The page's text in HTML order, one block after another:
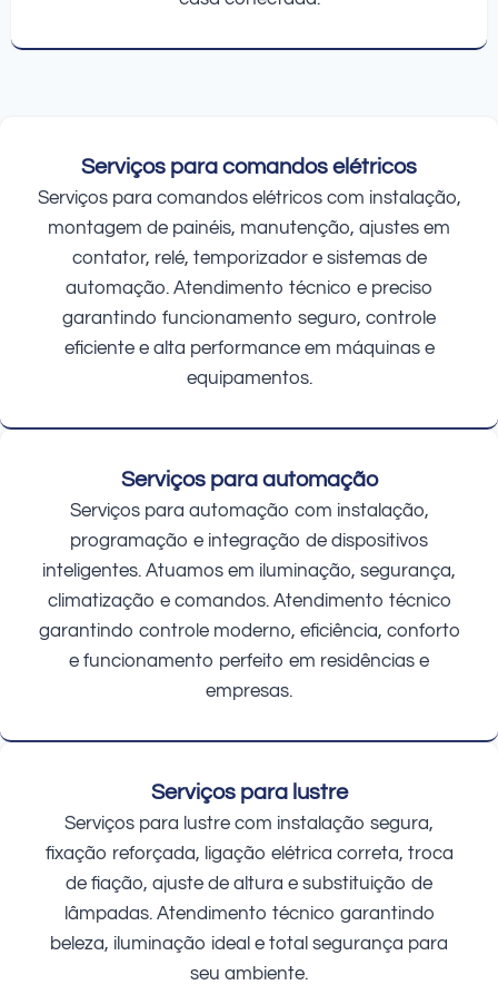
Serviços para comandos elétricos
Serviços para comandos elétricos com instalação,
montagem de painéis, manutenção, ajustes em
contator, relé, temporizador e sistemas de
automação. Atendimento técnico e preciso
garantindo funcionamento seguro, controle
eficiente e alta performance em máquinas e
equipamentos.
Serviços para automação
Serviços para automação com instalação,
programação e integração de dispositivos
inteligentes. Atuamos em iluminação, segurança,
climatização e comandos. Atendimento técnico
garantindo controle moderno, eficiência, conforto
e funcionamento perfeito em residências e
empresas.
Serviços para lustre
Serviços para lustre com instalação segura,
fixação reforçada, ligação elétrica correta, troca
de fiação, ajuste de altura e substituição de
lâmpadas. Atendimento técnico garantindo
beleza, iluminação ideal e total segurança para
seu ambiente.